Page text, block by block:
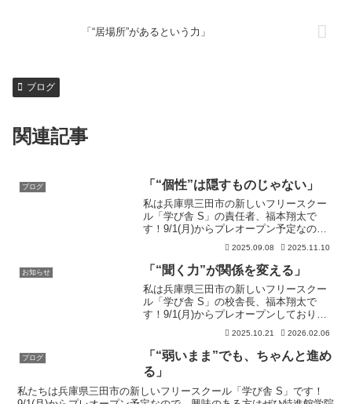
「“居場所”があるという力」
ブログ
関連記事
ブログ 「“個性”は隠すものじゃない」
私は兵庫県三田市の新しいフリースクー
ル「学び舎 S」の責任者、福本翔太で
す！9/1(月)からプレオープン予定なの
で、興味のある方はぜひ特進館学院ま
で！☎️0120-5419-88学校や社会の中で、
子どもたちはしばしば「みんなと同じ」
であるこ...
2025.09.08 2025.11.10
お知らせ 「“聞く力”が関係を変える」
私は兵庫県三田市の新しいフリースクー
ル「学び舎 S」の校舎長、福本翔太で
す！9/1(月)からプレオープンしておりま
すので、興味のある方はぜひまずお問い
合わせから！☎️080-4932-3140「話す力」
はよく注目されますが、実は人間関係を
築...
2025.10.21 2026.02.06
ブログ
「“弱いまま”でも、ちゃんと進め
る」
私たちは兵庫県三田市の新しいフリースクール「学び舎 S」です！